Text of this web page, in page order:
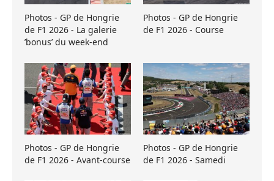
Photos - GP de Hongrie
de F1 2026 - La galerie
’bonus’ du week-end
Photos - GP de Hongrie
de F1 2026 - Course
Photos - GP de Hongrie
de F1 2026 - Avant-course
Photos - GP de Hongrie
de F1 2026 - Samedi